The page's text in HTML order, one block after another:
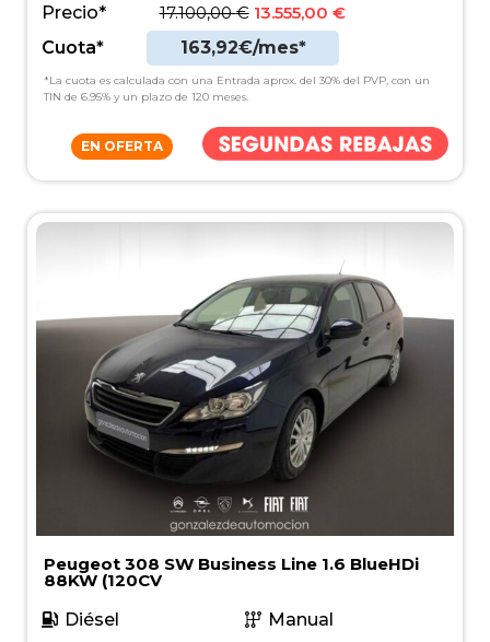
Precio* 17.100,00€ 13.555,00 €
Cuota*
163,92€/mes*
*La cuota es calculada con una Entrada aprox. del 30% del PVP, con un
TIN de 6.95% y un plazo de 120 meses.
EN OFERTA
Peugeot 308 SW Business Line 1.6 BlueHDi
88KW (120CV
Diésel
Manual